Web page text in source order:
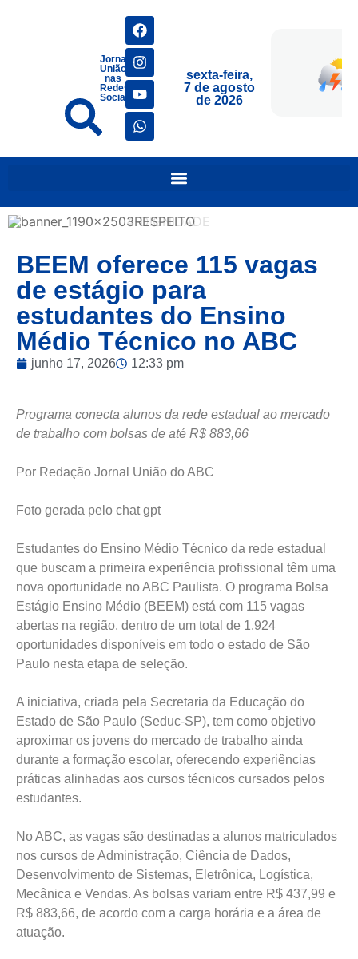
Jornais
União
nas
Redes
Sociais
sexta-feira,
7 de agosto
de 2026
BEEM oferece 115 vagas
de estágio para
estudantes do Ensino
Médio Técnico no ABC
junho 17, 2026 12:33 pm
Programa conecta alunos da rede estadual ao mercado
de trabalho com bolsas de até R$ 883,66
Por Redação Jornal União do ABC
Foto gerada pelo chat gpt
Estudantes do Ensino Médio Técnico da rede estadual
que buscam a primeira experiência profissional têm uma
nova oportunidade no ABC Paulista. O programa Bolsa
Estágio Ensino Médio (BEEM) está com 115 vagas
abertas na região, dentro de um total de 1.924
oportunidades disponíveis em todo o estado de São
Paulo nesta etapa de seleção.
A iniciativa, criada pela Secretaria da Educação do
Estado de São Paulo (Seduc-SP), tem como objetivo
aproximar os jovens do mercado de trabalho ainda
durante a formação escolar, oferecendo experiências
práticas alinhadas aos cursos técnicos cursados pelos
estudantes.
No ABC, as vagas são destinadas a alunos matriculados
nos cursos de Administração, Ciência de Dados,
Desenvolvimento de Sistemas, Eletrônica, Logística,
Mecânica e Vendas. As bolsas variam entre R$ 437,99 e
R$ 883,66, de acordo com a carga horária e a área de
atuação.